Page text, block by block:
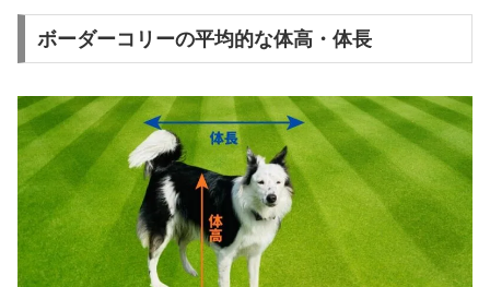
ボーダーコリーの平均的な体高・体長